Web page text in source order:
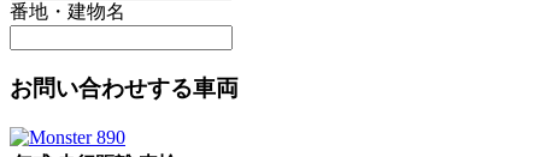
番地・建物名
お問い合わせする車両